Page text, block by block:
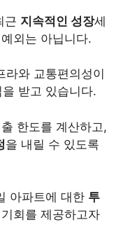
근 지속적인 성장세
외는 아닙니다.
라와 교통편의성이
받고 있습니다.
한도를 계산하고,
을 내릴 수 있도록
아파트에 대한 투
회를 제공하고자